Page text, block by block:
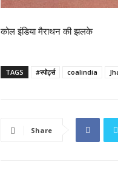
कोल इंडिया मैराथन की झलके
TAGS #स्पोर्ट्स coalindia
Share